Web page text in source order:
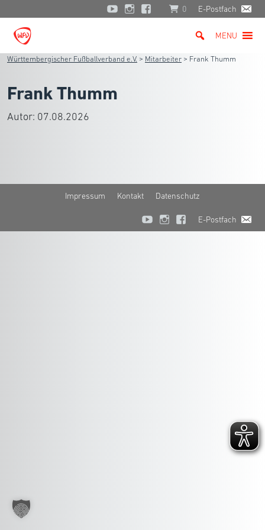
0 E-Postfach
MENU
Württembergischer Fußballverband e.V. > Mitarbeiter > Frank Thumm
Frank Thumm
Autor: 07.08.2026
Impressum Kontakt Datenschutz
E-Postfach